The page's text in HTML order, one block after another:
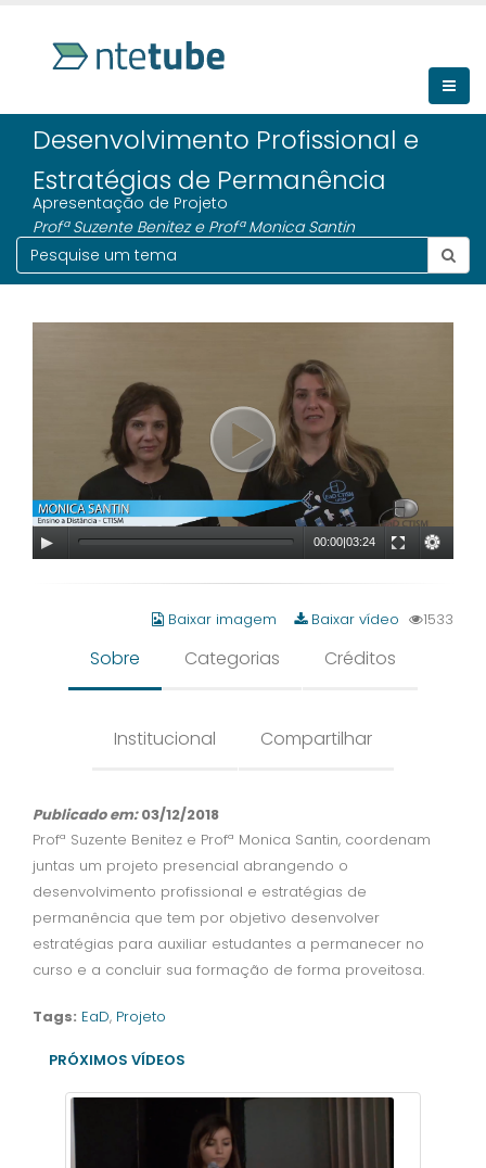
Desenvolvimento Profissional e
Estratégias de Permanência
Apresentação de Projeto
Profª Suzente Benitez e Profª Monica Santin
00:00|03:24
Baixar imagem Baixar vídeo 1533
Sobre Categorias Créditos
Institucional Compartilhar
Publicado em:03/12/2018
Profª Suzente Benitez e Profª Monica Santin, coordenam
juntas um projeto presencial abrangendo o
desenvolvimento profissional e estratégias de
permanência que tem por objetivo desenvolver
estratégias para auxiliar estudantes a permanecer no
curso e a concluir sua formação de forma proveitosa.
Tags: EaD, Projeto
PRÓXIMOS VÍDEOS